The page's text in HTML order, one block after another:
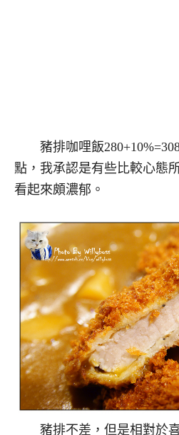
豬排咖哩飯
點，我承認是有些比較心態
看起來頗濃郁。
豬排不差，但是相對於喜